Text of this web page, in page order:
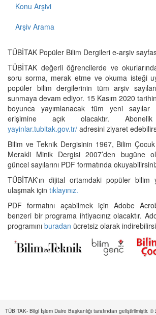
Konu Arşivi
Arşiv Arama
TÜBİTAK Popüler Bilim Dergileri e-arşiv
TÜBİTAK değerli öğrencilerde ve
soru sorma, merak etme ve okuma isteği
popüler bilim dergilerinin tüm arşiv
sunmaya devam ediyor. 15 Kasım 2020
boyunca yayımlanacak tüm yeni sayılar
erişimine açık olacaktır.
yayinlar.tubitak.gov.tr/ adresini ziyaret
Bilim ve Teknik Dergisinin 1967, Bilim
Merakli Minik Dergisi 2007’den bugüne
güncel sayılarını PDF formatında
TÜBİTAK'ın dijital ortamdaki popüler bilim
ulaşmak için tıklayınız.
PDF formatını açabilmek için Adobe
benzeri bir programa ihtiyacınız olacaktır.
programını buradan ücretsiz olarak
TÜBİTAK- Bilgi İşlem Daire Başkanlığı tarafından geliştirilmiştir.